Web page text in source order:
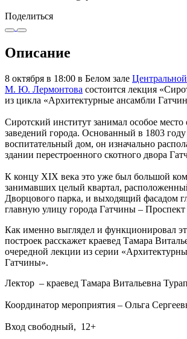
Поделиться
Описание
8 октября в 18:00 в Белом зале
М. Ю. Лермонтова состоится лекция
из цикла «Архитектурные ансамбли
Сиротский институт занимал особое
заведений города. Основанный в 1803 году
воспитательный дом, он изначально
здании перестроенного скотного двора
К концу XIX века это уже был большой
занимавших целый квартал,
Дворцового парка, и выходящий фасадом
главную улицу города Гатчины –
Как именно выглядел и функционировал
построек расскажет краевед Тамара
очередной лекции из серии
Гатчины».
Лектор – краевед Тамара Витальевна
Координатор мероприятия – Ольга
Вход свободный, 12+